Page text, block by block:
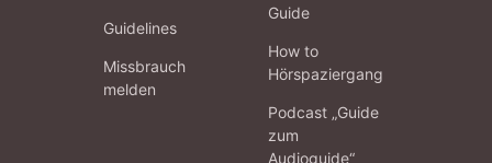
Guidelines
Missbrauch
melden
Guide
How to
Hörspaziergang
Podcast „Guide
zum
Audioguide“